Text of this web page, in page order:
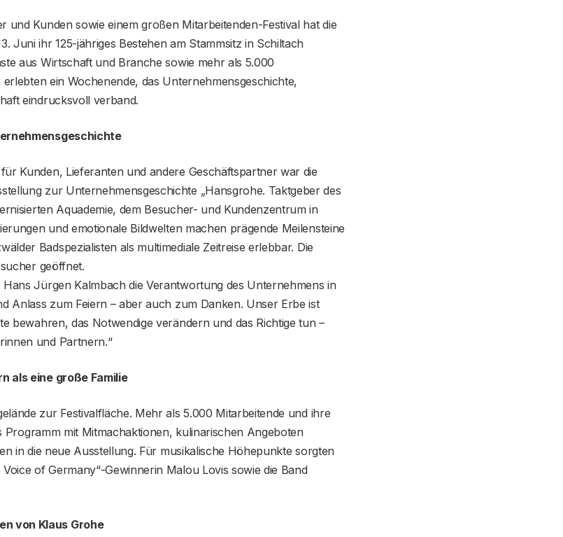
und Kunden sowie einem großen Mitarbeitenden-Festival hat die
Juni ihr 125-jähriges Bestehen am Stammsitz in Schiltach
aus Wirtschaft und Branche sowie mehr als 5.000
ein Wochenende, das Unternehmensgeschichte,
eindrucksvoll verband.
Kunden, Lieferanten und andere Geschäftspartner war die
zur Unternehmensgeschichte „Hansgrohe. Taktgeber des
Aquademie, dem Besucher- und Kundenzentrum in
und emotionale Bildwelten machen prägende Meilensteine
Badspezialisten als multimediale Zeitreise erlebbar. Die
geöffnet.
Hans Jürgen Kalmbach die Verantwortung des Unternehmens in
Anlass zum Feiern – aber auch zum Danken. Unser Erbe ist
bewahren, das Notwendige verändern und das Richtige tun –
und Partnern.“
als eine große Familie
zur Festivalfläche. Mehr als 5.000 Mitarbeitende und ihre
Programm mit Mitmachaktionen, kulinarischen Angeboten
in die neue Ausstellung. Für musikalische Höhepunkte sorgten
of Germany“-Gewinnerin Malou Lovis sowie die Band
von Klaus Grohe